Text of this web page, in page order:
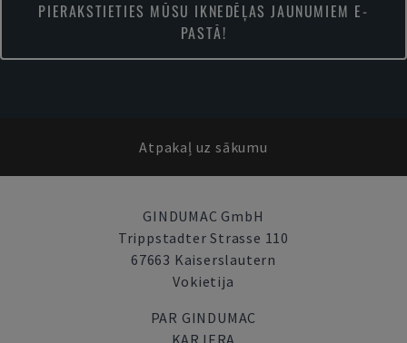
PIERAKSTIETIES MŪSU IKNEDĒĻAS JAUNUMIEM E-
PASTĀ!
Atpakaļ uz sākumu
GINDUMAC GmbH
Trippstadter Strasse 110
67663 Kaiserslautern
Vokietija
PAR GINDUMAC
KARJERA